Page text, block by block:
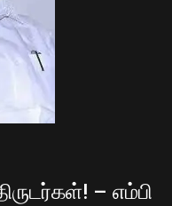
– எம்பி